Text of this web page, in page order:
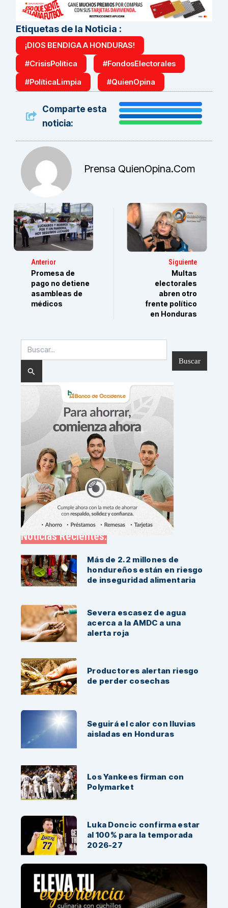
Etiquetas de la Noticia :
¡DIOS BENDIGA A HONDURAS!
#CrisisPolítica
#FondosElectorales
#PolíticaLimpia
#QuienOpina
Comparte esta
noticia:
Prensa QuienOpina.com
Anterior
Promesa de
pago no detiene
asambleas de
médicos
Siguiente
Multas
electorales
abren otro
frente político
en Honduras
por:
Noticias Recientes:Más de 2.2 millones de
hondureños están en riesgo
de inseguridad alimentaria
Severa escasez de agua
acerca a la AMDC a una
alerta roja
Productores alertan riesgo
de perder cosechas
Seguirá el calor con lluvias
aisladas en Honduras
Los Yankees firman con
Polymarket
Luka Doncic confirma estar
al 100% para la temporada
2026-27